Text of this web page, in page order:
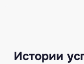
Истории